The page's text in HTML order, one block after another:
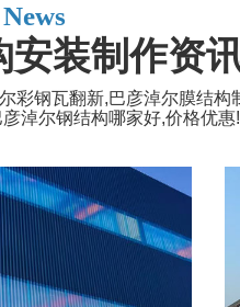
安装制作资
彩钢瓦翻新,巴彦淖尔膜结构
淖尔钢结构哪家好,价格优惠!